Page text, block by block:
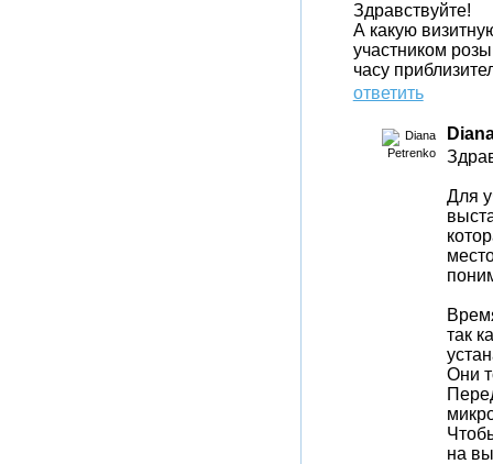
Здравствуйте!
А какую
участником
часу
ответить
Для
так
Они
на